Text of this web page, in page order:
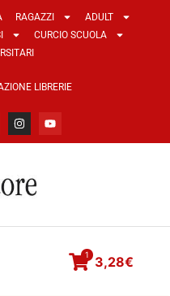
RAGAZZI
ADULT
CURCIO SCUOLA
LIBRERIE
3,28€
1